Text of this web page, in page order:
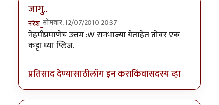
जागु..
नरेश_ सोमवार, 12/07/2010 20:37
नेहमीप्रमाणेच उत्तम :W रानभाज्या येताहेत तोवर एक
कट्टा घ्या प्लिज.
प्रतिसाद देण्यासाठीलॉग इन कराकिंवासदस्य व्हा